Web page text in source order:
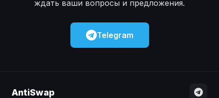
ждать ваши вопросы и предложения.
Telegram
AntiSwap